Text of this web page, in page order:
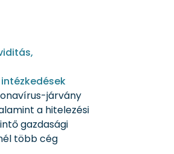
járvány
a hitelezési
gazdasági
több cég